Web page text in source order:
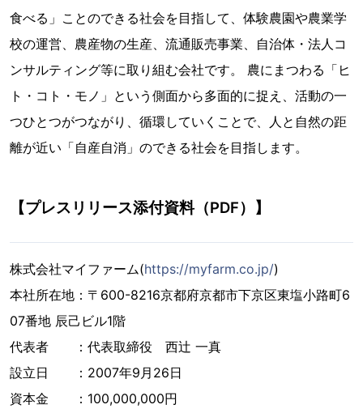
食べる」ことのできる社会を目指して、体験農園や農業学
校の運営、農産物の生産、流通販売事業、自治体・法人コ
ンサルティング等に取り組む会社です。 農にまつわる「ヒ
ト・コト・モノ」という側面から多面的に捉え、活動の一
つひとつがつながり、循環していくことで、人と自然の距
離が近い「自産自消」のできる社会を目指します。
【プレスリリース添付資料（PDF）】
株式会社マイファーム(https://myfarm.co.jp/)
本社所在地：〒600-8216京都府京都市下京区東塩小路町6
07番地 辰己ビル1階
代表者 ：代表取締役 西辻 一真
設立日 ：2007年9月26日
資本金 ：100,000,000円